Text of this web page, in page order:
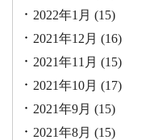
2022年1月 (15)
2021年12月 (16)
2021年11月 (15)
2021年10月 (17)
2021年9月 (15)
2021年8月 (15)